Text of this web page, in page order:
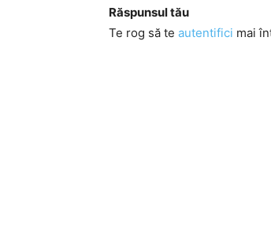
Răspunsul tău
Te rog să te autentifici mai